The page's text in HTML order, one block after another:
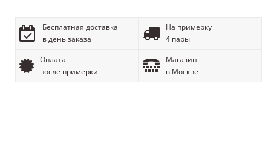
Бесплатная доставка
в день заказа
На примерку
4 пары
Оплата
после примерки
Магазин
в Москве